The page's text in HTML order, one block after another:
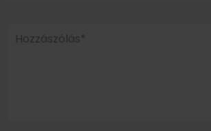
Hozzászólás*